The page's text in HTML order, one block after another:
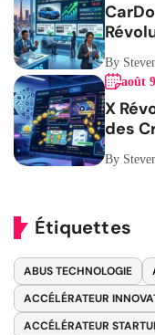
By
août
X
des
By
Étiquettes
ABUS TECHNOLOGIE
ACCÉLÉRATEUR
ACCÉLÉRATEUR